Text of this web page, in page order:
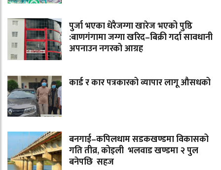
पुर्जा भएका धेरैजग्गा खारेज भएको पुष्ठि
:बाणगंगामा जग्गा खरिद–बिक्री गर्दा सावधानी
अपनाउन नगरको आग्रह
कार्ड र कार पत्रकारको व्यापार लागू औसधको
बनगाई–कपिलधाम सडकखण्डमा विकासको
गति तीव्र, कोइली भलवाड खण्डमा २ पुल
बनेपछि सहज